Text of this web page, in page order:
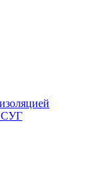
СУГ